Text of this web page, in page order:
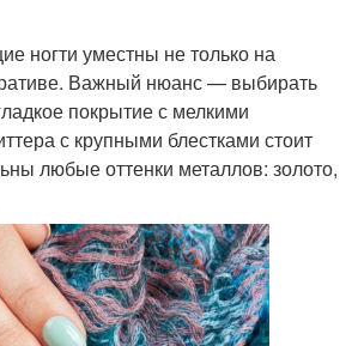
ногти уместны не только на
Важный нюанс — выбирать
покрытие с мелкими
с крупными блестками стоит
любые оттенки металлов: золото,